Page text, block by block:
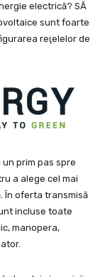
electrică? SĂ
sunt foarte
reţelelor de
prim pas spre
a alege cel mai
În oferta transmisă
incluse toate
manopera,